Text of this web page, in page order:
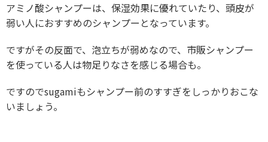
アミノ酸シャンプーは、保湿効果に優れていたり、頭皮が
弱い人におすすめのシャンプーとなっています。
ですがその反面で、泡立ちが弱めなので、市販シャンプー
を使っている人は物足りなさを感じる場合も。
ですのでsugamiもシャンプー前のすすぎをしっかりおこな
いましょう。